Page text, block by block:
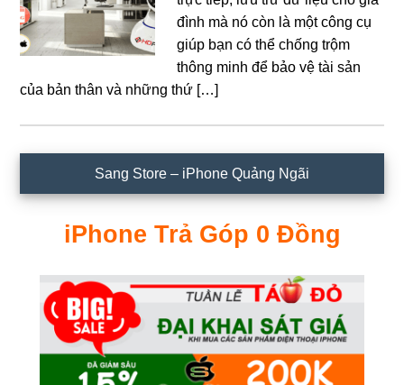
đình mà nó còn là một công cụ
giúp bạn có thể chống trộm
thông minh để bảo vệ tài sản
của bản thân và những thứ […]
chính
Sang Store – iPhone Quảng Ngãi
iPhone Trả Góp 0 Đồng